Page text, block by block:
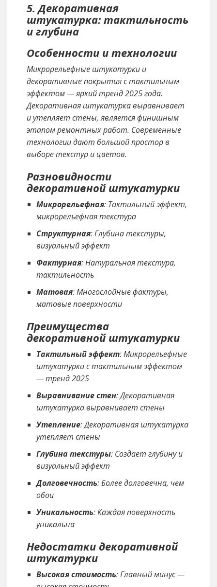
5. Декоративная
штукатурка: тактильность
и глубина
Особенности и технологии
Микрорельефные штукатурки и
декоративные покрытия с тактильным
эффектом — яркий тренд 2025 года.
Декоративная штукатурка выравнивает
и утепляет стены, является финишным
этапом ремонтных работ. Современные
технологии дают большой простор в
выборе текстур и цветов.
Разновидности
декоративной штукатурки
Микрорельефная: Тактильный эффект,
микрорельефная текстура
Структурная: Глубина текстуры,
визуальный эффект
Фактурная: Натуральная текстура,
тактильность
Матовая: Многослойные фактуры,
матовые поверхности
Преимущества
декоративной штукатурки
Тактильный эффект: Микрорельефные
штукатурки с тактильным эффектом
— тренд 2025
Выравнивание стен: Декоративная
штукатурка выравнивает стены
Утепление: Декоративная штукатурка
утепляет стены
Глубина текстуры: Создает глубину и
визуальный эффект
Долговечность: Более долговечна, чем
обои
Уникальность: Каждая поверхность
уникальна
Недостатки декоративной
штукатурки
Высокая стоимость: Главный минус —